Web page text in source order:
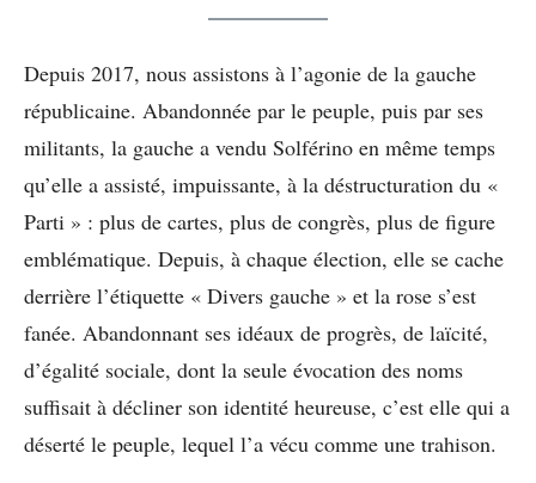
Depuis 2017, nous assistons à l’agonie de la gauche
républicaine. Abandonnée par le peuple, puis par ses
militants, la gauche a vendu Solférino en même temps
qu’elle a assisté, impuissante, à la déstructuration du «
Parti » : plus de cartes, plus de congrès, plus de figure
emblématique. Depuis, à chaque élection, elle se cache
derrière l’étiquette « Divers gauche » et la rose s’est
fanée. Abandonnant ses idéaux de progrès, de laïcité,
d’égalité sociale, dont la seule évocation des noms
suffisait à décliner son identité heureuse, c’est elle qui a
déserté le peuple, lequel l’a vécu comme une trahison.